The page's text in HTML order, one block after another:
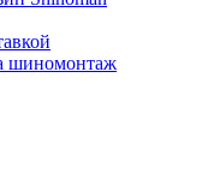
шиномонтаж